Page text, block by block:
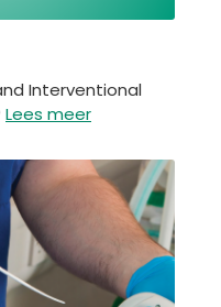
Interventional
Lees meer